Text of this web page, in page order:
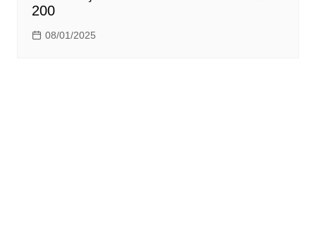
200
08/01/2025